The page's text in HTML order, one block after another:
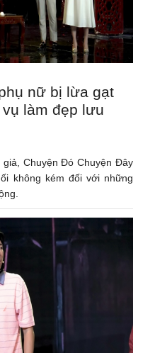
nữ bị lừa gạt
làm đẹp lưu
Chuyện Đó Chuyện Đây
không kém đối với những